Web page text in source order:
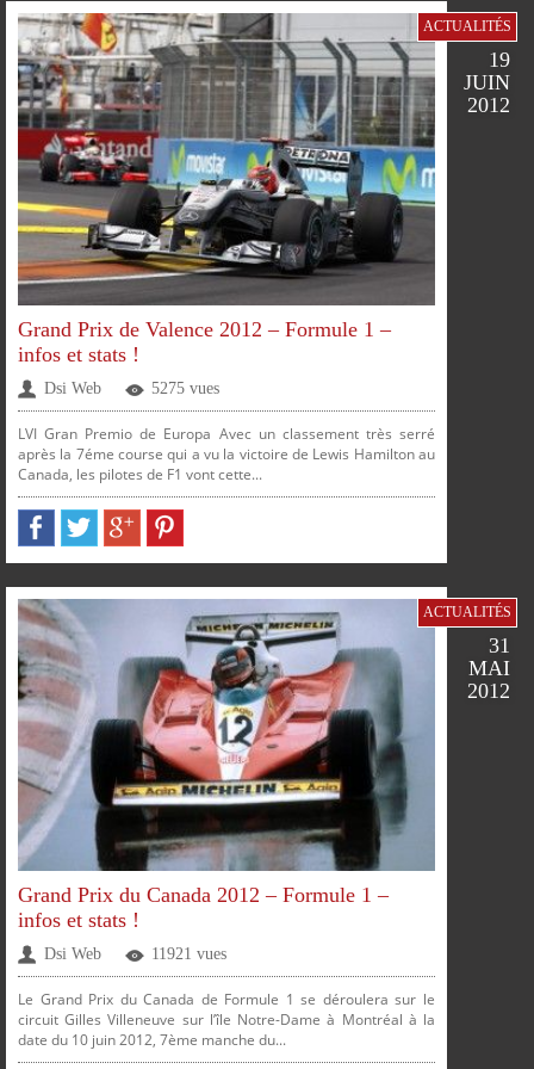
PLUS
PLUS
FACEBOOKTWITTERGOOGLEPINTEREST
FACEBOOKTWITTER GOOGLEPINTEREST
SUR SUR SUR SUR
PARTAGERPARTAGERPARTAGERPARTAGER
ACTUALITÉS
19
JUIN
2012
Grand Prix de Valence 2012 – Formule 1 –
infos et stats !
Dsi Web 5275 vues
LVI Gran Premio de Europa Avec un classement très serré
après la 7éme course qui a vu la victoire de Lewis Hamilton au
Canada, les pilotes de F1 vont cette...
ACTUALITÉS
31
MAI
2012
Grand Prix du Canada 2012 – Formule 1 –
infos et stats !
Dsi Web 11921 vues
Le Grand Prix du Canada de Formule 1 se déroulera sur le
circuit Gilles Villeneuve sur l’île Notre-Dame à Montréal à la
date du 10 juin 2012, 7ème manche du...